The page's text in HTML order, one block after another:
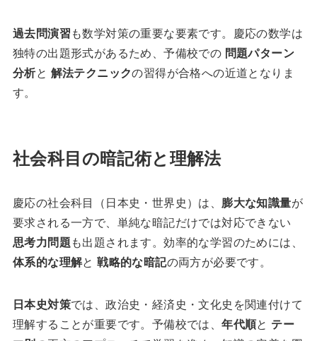
過去問演習も数学対策の重要な要素です。慶応の数学は
独特の出題形式があるため、予備校での 問題パターン
分析と 解法テクニックの習得が合格への近道となりま
す。
社会科目の暗記術と理解法
慶応の社会科目（日本史・世界史）は、 膨大な知識量が
要求される一方で、単純な暗記だけでは対応できない
思考力問題も出題されます。効率的な学習のためには、
体系的な理解と戦略的な暗記の両方が必要です。
日本史対策では、政治史・経済史・文化史を関連付けて
理解することが重要です。予備校では、年代順と テー